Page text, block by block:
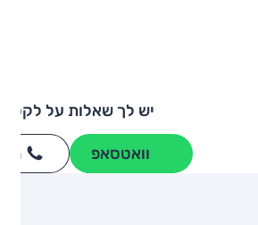
יש לך שאלות על לקסוס RX?
וואטסאפ חייגו
מותגים מתחרים